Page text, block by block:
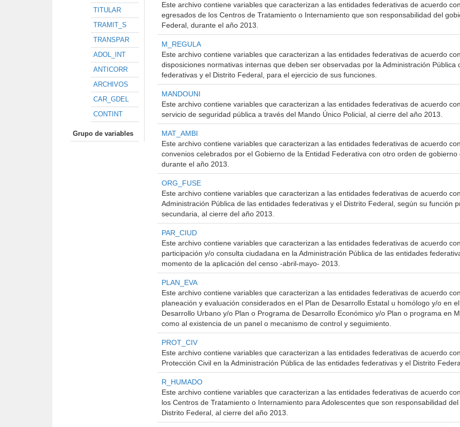
TITULAR
TRAMIT_S
TRANSPAR
ADOL_INT
ANTICORR
ARCHIVOS
CAR_GDEL
CONTINT
Grupo de variables
Este archivo contiene variables que caracterizan a las entidades federativas de acuerdo
egresados de los Centros de Tratamiento o Internamiento que son responsabilidad del
Federal, durante el año 2013.
M_REGULA
Este archivo contiene variables que caracterizan a las entidades federativas de acuerdo
disposiciones normativas internas que deben ser observadas por la Administración Pública
federativas y el Distrito Federal, para el ejercicio de sus funciones.
MANDOUNI
Este archivo contiene variables que caracterizan a las entidades federativas de acuerdo
servicio de seguridad pública a través del Mando Único Policial, al cierre del año 2013.
MAT_AMBI
Este archivo contiene variables que caracterizan a las entidades federativas de acuerdo
convenios celebrados por el Gobierno de la Entidad Federativa con otro orden de gobierno
durante el año 2013.
ORG_FUSE
Este archivo contiene variables que caracterizan a las entidades federativas de acuerdo
Administración Pública de las entidades federativas y el Distrito Federal, según su función
secundaria, al cierre del año 2013.
PAR_CIUD
Este archivo contiene variables que caracterizan a las entidades federativas de acuerdo
participación y/o consulta ciudadana en la Administración Pública de las entidades
momento de la aplicación del censo -abril-mayo- 2013.
PLAN_EVA
Este archivo contiene variables que caracterizan a las entidades federativas de acuerdo
planeación y evaluación considerados en el Plan de Desarrollo Estatal u homólogo y/o en
Desarrollo Urbano y/o Plan o Programa de Desarrollo Económico y/o Plan o programa en
como al existencia de un panel o mecanismo de control y seguimiento.
PROT_CIV
Este archivo contiene variables que caracterizan a las entidades federativas de acuerdo
Protección Civil en la Administración Pública de las entidades federativas y el Distrito
R_HUMADO
Este archivo contiene variables que caracterizan a las entidades federativas de acuerdo
los Centros de Tratamiento o Internamiento para Adolescentes que son responsabilidad
Distrito Federal, al cierre del año 2013.